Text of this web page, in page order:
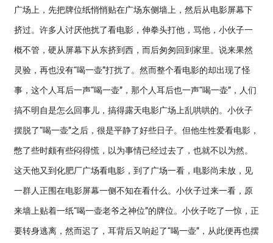
广场上，先把牌位纸悄悄贴在广场东侧墙上，然后从电影屏幕下
挤过。许多人讨厌他扰了看电影，伸拳头打他，骂他，小伙子一
概不管，硬从屏幕下从东挤到西，而后匆匆回到家里。说来果然
灵验，再也没有“喝一壶”打扰了。然而整个看电影的却出现了怪
事，这个人耳后一声“喝一壶”，那个人耳后也一声“喝一壶”，人们
搞不明自是怎么回事儿，搞得露天电影广场上乱哄哄的。小伙子
摆脱了“喝一壶”之后，很是平静了好些日子。但他生性爱看电影，
憋了些时颇有些闷得慌，以为事情已经过去了，也就不以为然。
这天他又到化肥厂广场看电影，到了广场一看，电影尚未放，见
一群人正围在电影屏幕一侧不知在看什么。小伙子过来一看，原
来墙上贴着一纸“喝一壶老爷之神位”的牌位。小伙子吃了一惊，正
要转身逃离，然而迟了，耳背后又响起了“喝一壶”，从此便再也摆